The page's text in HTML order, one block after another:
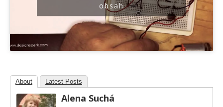
obsah
About Latest Posts
Alena Suchá